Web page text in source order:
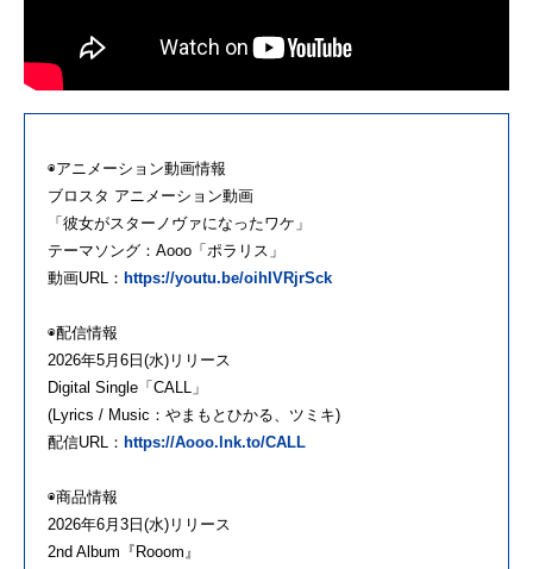
◉アニメーション動画情報
ブロスタ アニメーション動画
「彼女がスターノヴァになったワケ」
テーマソング：Aooo「ポラリス」
動画URL： https://youtu.be/oihIVRjrSck
◉配信情報
2026年5月6日(水)リリース
Digital Single「CALL」
(Lyrics / Music：やまもとひかる、ツミキ)
配信URL： https://Aooo.lnk.to/CALL
◉商品情報
2026年6月3日(水)リリース
2nd Album『Rooom』